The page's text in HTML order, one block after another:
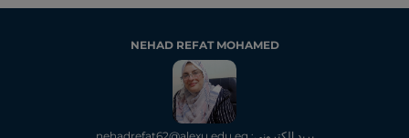
NEHAD REFAT MOHAMED